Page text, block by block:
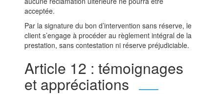
acceptée.
Par la signature du bon d’intervention sans réserve, le
client s’engage à procéder au règlement intégral de la
prestation, sans contestation ni réserve préjudiciable.
Article 12 : témoignages
et appréciations